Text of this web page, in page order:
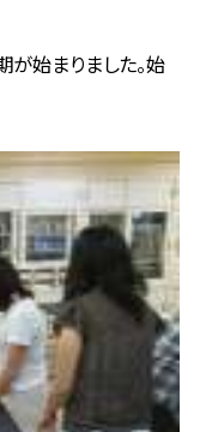
が始まりました。始